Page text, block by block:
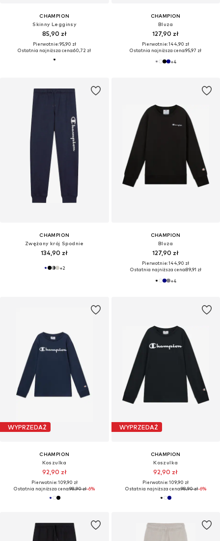
CHAMPION
Skinny Legginsy
85,90 zł
Pierwotnie: 95,90 zł
Ostatnia najniższa cena:60,72 zł
CHAMPION
Bluza
127,90 zł
Pierwotnie: 144,90 zł
Ostatnia najniższa cena:95,97 zł
+4
CHAMPION
Zwężany krój Spodnie
134,90 zł
+2
CHAMPION
Bluza
127,90 zł
Pierwotnie: 144,90 zł
Ostatnia najniższa cena:89,91 zł
+4
WYPRZEDAŻ
CHAMPION
Koszulka
92,90 zł
Pierwotnie: 109,90 zł
Ostatnia najniższa cena:98,90 zł-6%
WYPRZEDAŻ
CHAMPION
Koszulka
92,90 zł
Pierwotnie: 109,90 zł
Ostatnia najniższa cena:98,90 zł-6%